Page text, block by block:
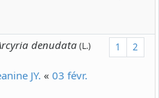
1 2
denudata(L.)
JY. « 03 févr.